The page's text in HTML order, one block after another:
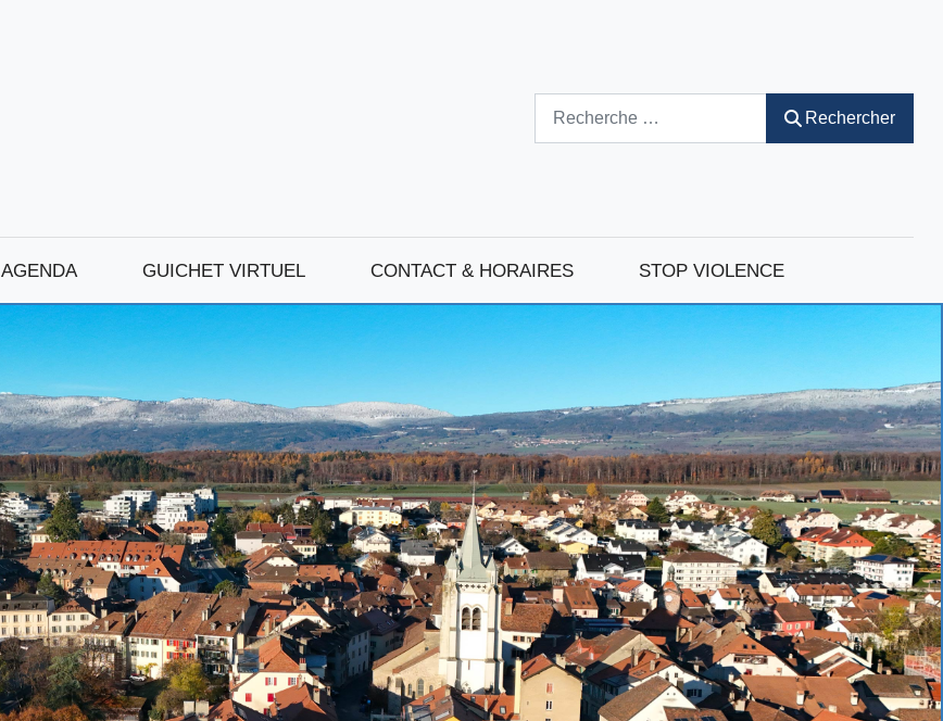
Rechercher
AGENDA GUICHET VIRTUEL CONTACT & HORAIRES STOP VIOLENCE